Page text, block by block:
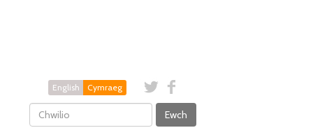
English Cymraeg
Ewch